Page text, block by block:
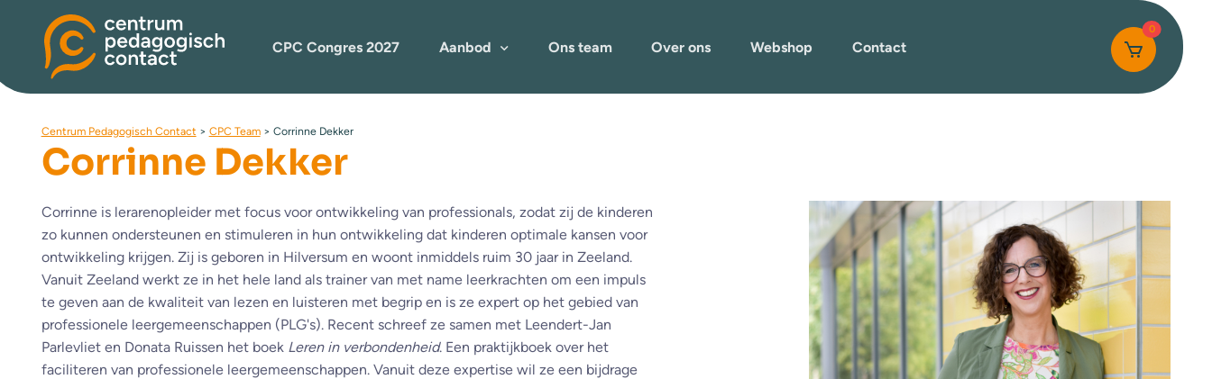
0
CPC Congres 2027 Aanbod Ons team Over ons Webshop Contact
Centrum Pedagogisch Contact > CPC Team> Corrinne Dekker
Corrinne Dekker
Corrinne is lerarenopleider met focus voor ontwikkeling van professionals, zodat zij de kinderen
zo kunnen ondersteunen en stimuleren in hun ontwikkeling dat kinderen optimale kansen voor
ontwikkeling krijgen. Zij is geboren in Hilversum en woont inmiddels ruim 30 jaar in Zeeland.
Vanuit Zeeland werkt ze in het hele land als trainer van met name leerkrachten om een impuls
te geven aan de kwaliteit van lezen en luisteren met begrip en is ze expert op het gebied van
professionele leergemeenschappen (PLG's). Recent schreef ze samen met Leendert-Jan
Parlevliet en Donata Ruissen het boek Leren in verbondenheid. Een praktijkboek over het
faciliteren van professionele leergemeenschappen. Vanuit deze expertise wil ze een bijdrage